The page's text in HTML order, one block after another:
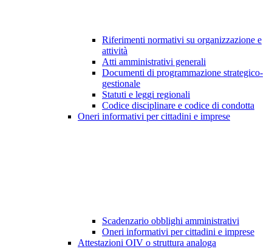
Riferimenti normativi su organizzazione e
attività
Atti amministrativi generali
Documenti di programmazione strategico-
gestionale
Statuti e leggi regionali
Codice disciplinare e codice di condotta
Oneri informativi per cittadini e imprese
Scadenzario obblighi amministrativi
Oneri informativi per cittadini e imprese
Attestazioni OIV o struttura analoga